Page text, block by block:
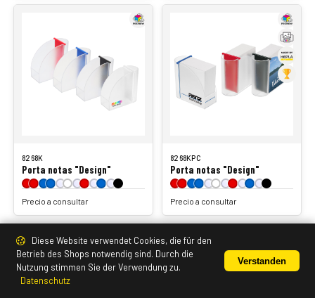
8268K
Porta notas "Design"
Precio a consultar
8268KPC
Porta notas "Design"
Precio a consultar
Diese Website verwendet Cookies, die für den
Betrieb des Shops notwendig sind. Durch die
Nutzung stimmen Sie der Verwendung zu.
Datenschutz
Verstanden